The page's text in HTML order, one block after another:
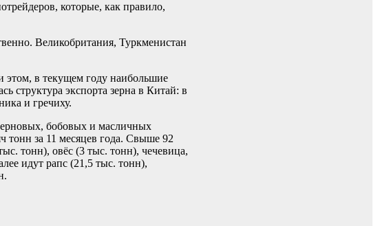
которые, как правило,
Великобритания, Туркменистан
этом, в текущем году наибольшие
структура экспорта зерна в Китай: в
и гречиху.
бобовых и масличных
тонн за 11 месяцев года. Свыше 92
тонн), овёс (3 тыс. тонн), чечевица,
идут рапс (21,5 тыс. тонн),